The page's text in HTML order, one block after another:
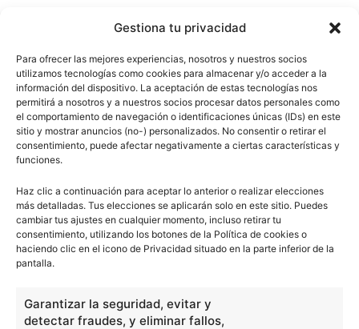
Gestiona tu privacidad
Para ofrecer las mejores experiencias, nosotros y nuestros socios
utilizamos tecnologías como cookies para almacenar y/o acceder a la
información del dispositivo. La aceptación de estas tecnologías nos
permitirá a nosotros y a nuestros socios procesar datos personales como
el comportamiento de navegación o identificaciones únicas (IDs) en este
sitio y mostrar anuncios (no-) personalizados. No consentir o retirar el
consentimiento, puede afectar negativamente a ciertas características y
funciones.
Haz clic a continuación para aceptar lo anterior o realizar elecciones
más detalladas. Tus elecciones se aplicarán solo en este sitio. Puedes
cambiar tus ajustes en cualquier momento, incluso retirar tu
consentimiento, utilizando los botones de la Política de cookies o
haciendo clic en el icono de Privacidad situado en la parte inferior de la
pantalla.
Garantizar la seguridad, evitar y
detectar fraudes, y eliminar fallos,